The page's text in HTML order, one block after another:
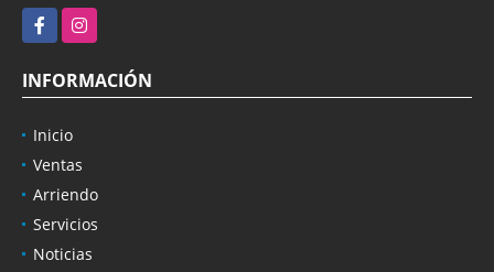
FacebookInstagram
INFORMACIÓN
Inicio
Ventas
Arriendo
Servicios
Noticias